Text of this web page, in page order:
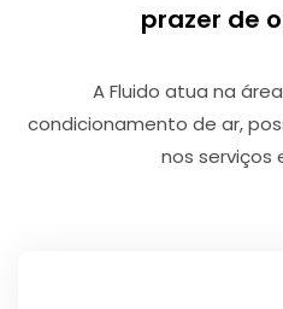
prazer de
A Fluido atua na
condicionamento de ar,
nos serviços